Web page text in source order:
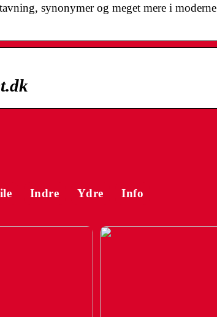
synonymer og meget mere i moderne
Indre Ydre Info